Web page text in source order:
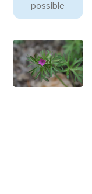
possible